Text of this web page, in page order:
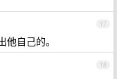
17
自己的。
18